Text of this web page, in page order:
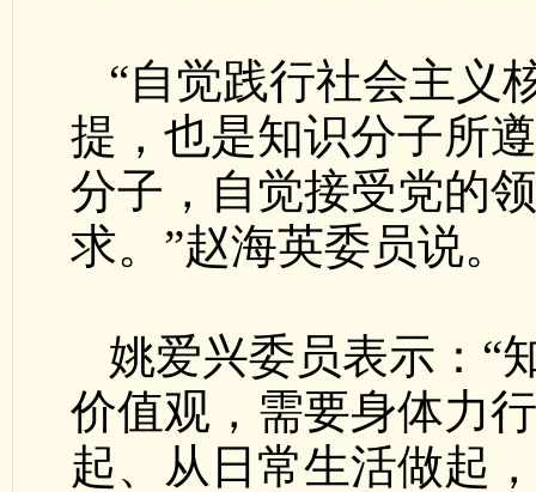
“自觉践行社会主义
提，也是知识分子所
分子，自觉接受党的
求。”赵海英委员说。
姚爱兴委员表示：“
价值观，需要身体力
起、从日常生活做起